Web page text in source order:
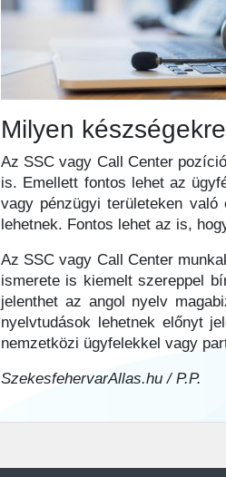
Milyen
Az SSC vagy Call Center
is. Emellett fontos lehet az
vagy pénzügyi területeken
lehetnek. Fontos lehet az is,
Az SSC vagy Call Center
ismerete is kiemelt szereppel
jelenthet az angol nyelv
nyelvtudások lehetnek előnyt
nemzetközi ügyfelekkel vagy
SzekesfehervarAllas.hu / P.P.